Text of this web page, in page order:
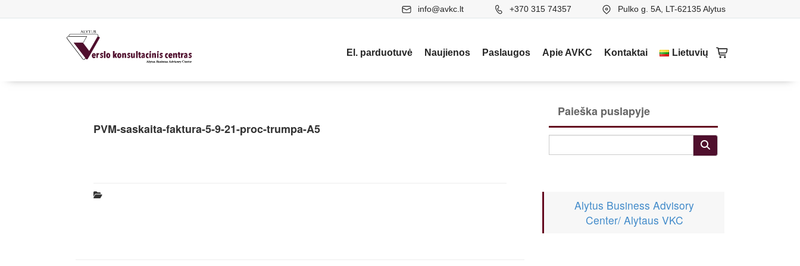
info@avkc.lt +370 315 74357 Pulko g. 5A, LT-62135 Alytus
El. parduotuvė Naujienos Paslaugos Apie AVKC Kontaktai Lietuvių
PVM-saskaita-faktura-5-9-21-proc-trumpa-A5
Paieška puslapyje
Alytus Business Advisory
Center/ Alytaus VKC